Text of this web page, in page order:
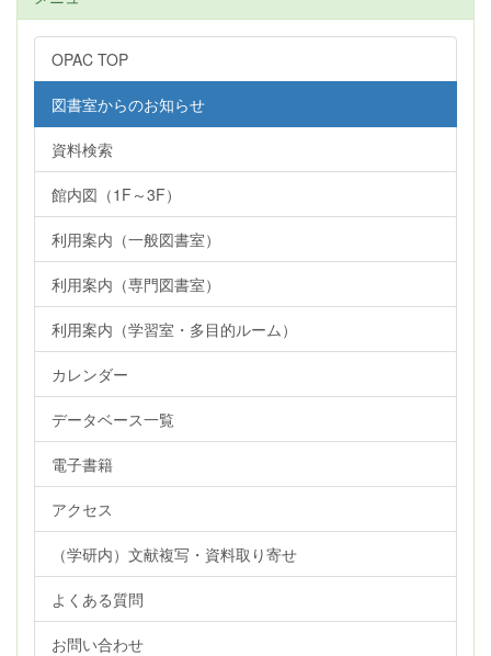
OPAC TOP
図書室からのお知らせ
資料検索
館内図（1F～3F）
利用案内（一般図書室）
利用案内（専門図書室）
利用案内（学習室・多目的ルーム）
カレンダー
データベース一覧
電子書籍
アクセス
（学研内）文献複写・資料取り寄せ
よくある質問
お問い合わせ